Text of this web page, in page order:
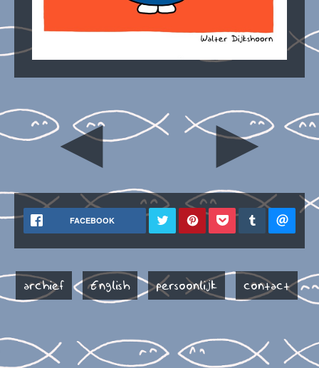
◄ ►
FACEBOOK
archief English persoonlijk contact